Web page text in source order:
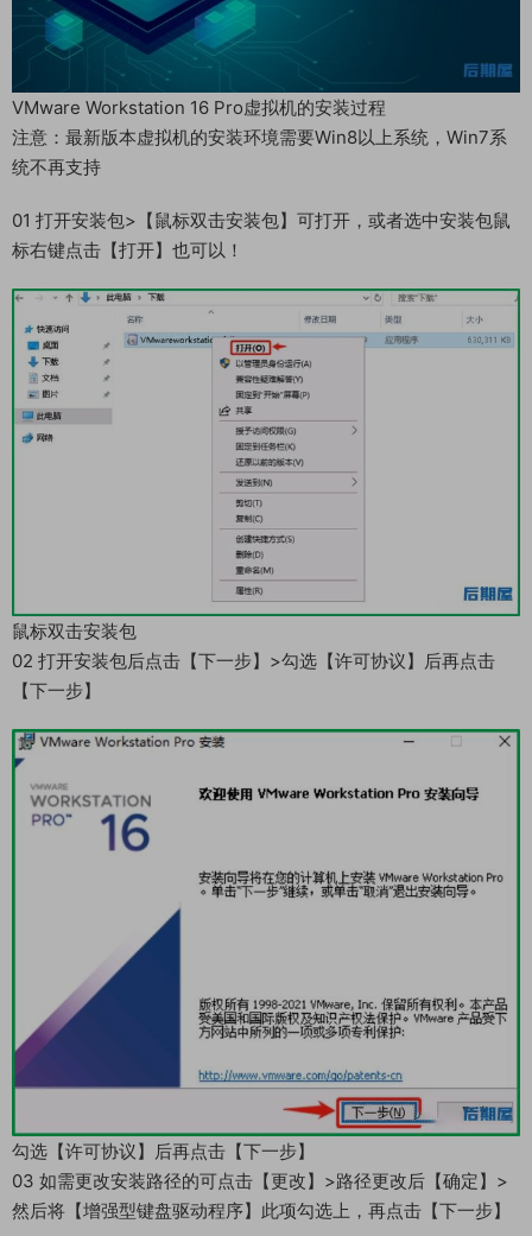
VMware Workstation 16 Pro虚拟机的安装过程
注意：最新版本虚拟机的安装环境需要Win8以上系统，Win7系
统不再支持
01 打开安装包>【鼠标双击安装包】可打开，或者选中安装包鼠
标右键点击【打开】也可以！
鼠标双击安装包
02 打开安装包后点击【下一步】>勾选【许可协议】后再点击
【下一步】
勾选【许可协议】后再点击【下一步】
03 如需更改安装路径的可点击【更改】>路径更改后【确定】>
然后将【增强型键盘驱动程序】此项勾选上，再点击【下一步】